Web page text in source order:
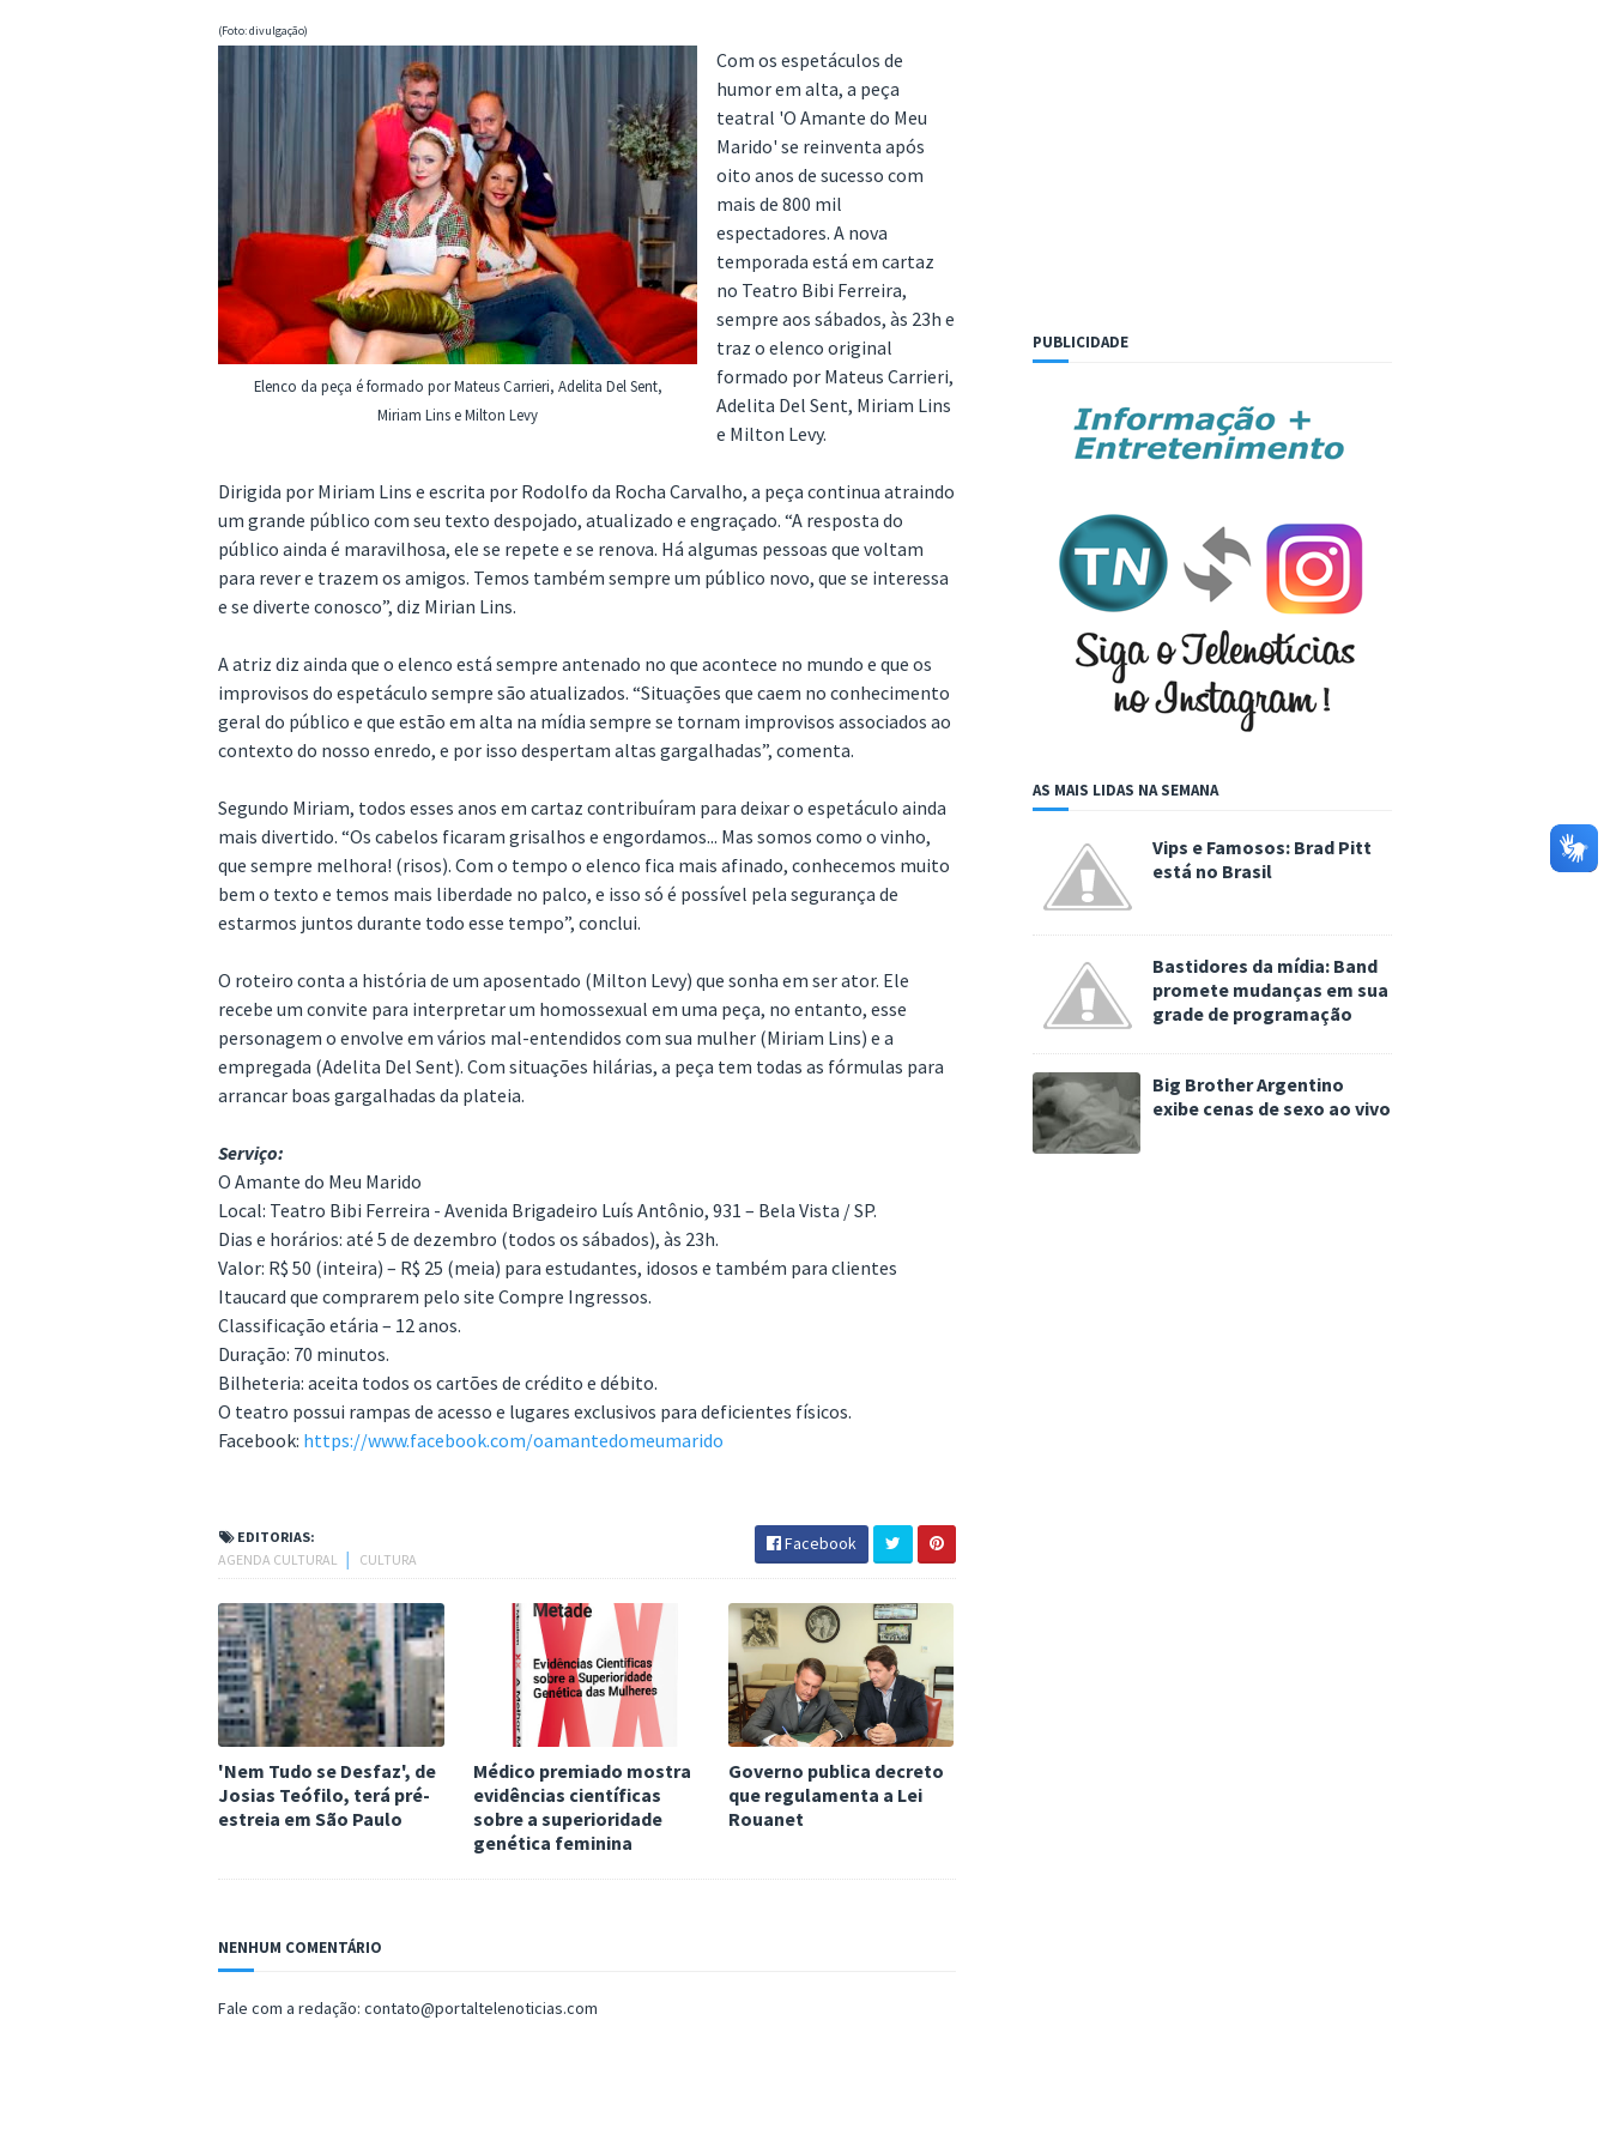
(Foto: divulgação)
Elenco da peça é formado por Mateus Carrieri, Adelita Del Sent,
Miriam Lins e Milton Levy
Com os espetáculos de
humor em alta, a peça
teatral 'O Amante do Meu
Marido' se reinventa após
oito anos de sucesso com
mais de 800 mil
espectadores. A nova
temporada está em cartaz
no Teatro Bibi Ferreira,
sempre aos sábados, às 23h e
traz o elenco original
formado por Mateus Carrieri,
Adelita Del Sent, Miriam Lins
e Milton Levy.
Dirigida por Miriam Lins e escrita por Rodolfo da Rocha Carvalho, a peça continua atraindo
um grande público com seu texto despojado, atualizado e engraçado. “A resposta do
público ainda é maravilhosa, ele se repete e se renova. Há algumas pessoas que voltam
para rever e trazem os amigos. Temos também sempre um público novo, que se interessa
e se diverte conosco”, diz Mirian Lins.
A atriz diz ainda que o elenco está sempre antenado no que acontece no mundo e que os
improvisos do espetáculo sempre são atualizados. “Situações que caem no conhecimento
geral do público e que estão em alta na mídia sempre se tornam improvisos associados ao
contexto do nosso enredo, e por isso despertam altas gargalhadas”, comenta.
Segundo Miriam, todos esses anos em cartaz contribuíram para deixar o espetáculo ainda
mais divertido. “Os cabelos ficaram grisalhos e engordamos... Mas somos como o vinho,
que sempre melhora! (risos). Com o tempo o elenco fica mais afinado, conhecemos muito
bem o texto e temos mais liberdade no palco, e isso só é possível pela segurança de
estarmos juntos durante todo esse tempo”, conclui.
O roteiro conta a história de um aposentado (Milton Levy) que sonha em ser ator. Ele
recebe um convite para interpretar um homossexual em uma peça, no entanto, esse
personagem o envolve em vários mal-entendidos com sua mulher (Miriam Lins) e a
empregada (Adelita Del Sent). Com situações hilárias, a peça tem todas as fórmulas para
arrancar boas gargalhadas da plateia.
Serviço:
O Amante do Meu Marido
Local: Teatro Bibi Ferreira - Avenida Brigadeiro Luís Antônio, 931 – Bela Vista / SP.
Dias e horários: até 5 de dezembro (todos os sábados), às 23h.
Valor: R$ 50 (inteira) – R$ 25 (meia) para estudantes, idosos e também para clientes
Itaucard que comprarem pelo site Compre Ingressos.
Classificação etária – 12 anos.
Duração: 70 minutos.
Bilheteria: aceita todos os cartões de crédito e débito.
O teatro possui rampas de acesso e lugares exclusivos para deficientes físicos.
Facebook: https://www.facebook.com/oamantedomeumarido
EDITORIAS:
AGENDA CULTURAL
CULTURA
Facebook
'Nem Tudo se Desfaz', de
Josias Teófilo, terá pré-
estreia em São Paulo
Médico premiado mostra
evidências científicas
sobre a superioridade
genética feminina
Governo publica decreto
que regulamenta a Lei
Rouanet
NENHUM COMENTÁRIO
Fale com a redação: contato@portaltelenoticias.com
PUBLICIDADE
AS MAIS LIDAS NA SEMANA
Vips e Famosos: Brad Pitt
está no Brasil
Bastidores da mídia: Band
promete mudanças em sua
grade de programação
Big Brother Argentino
exibe cenas de sexo ao vivo